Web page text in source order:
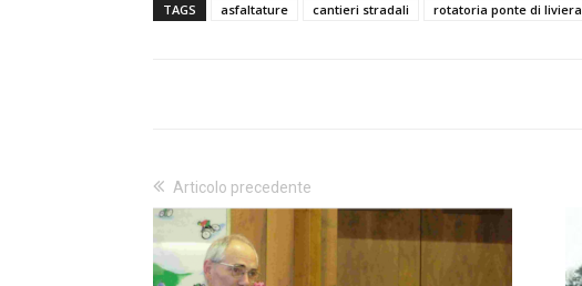
TAGS asfaltature cantieri stradali rotatoria ponte di liviera
Articolo precedente